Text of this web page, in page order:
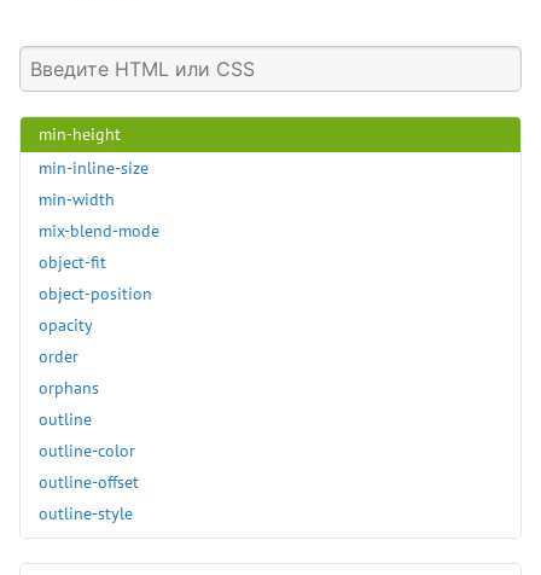
max-width
min-height
min-inline-size
min-width
mix-blend-mode
object-fit
object-position
opacity
order
orphans
outline
outline-color
outline-offset
outline-style
outline-width